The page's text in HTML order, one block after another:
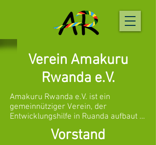
Verein Amakuru
Rwanda e.V.
Amakuru Rwanda e.V. ist ein
gemeinnütziger Verein, der
Entwicklungshilfe in Ruanda aufbaut
und leistet. Gegründet wurde der
Verein im Jahr 2016 auf Initiative von
Vorstand